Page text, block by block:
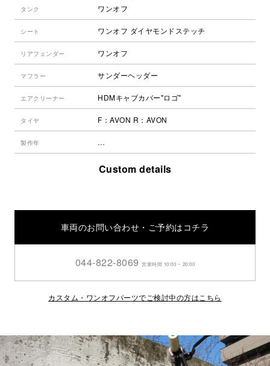
タンク ワンオフ
シート ワンオフ ダイヤモンドステッチ
リアフェンダー ワンオフ
マフラー サンダーヘッダー
エアクリーナー HDMキャブカバー"ロゴ"
タイヤ F：AVON R：AVON
製作年 …
Custom details
車両のお問い合わせ・ご予約はコチラ
044-822-8069営業時間 10:00 ~ 20:00
カスタム・ワンオフパーツでご検討中の方はこちら